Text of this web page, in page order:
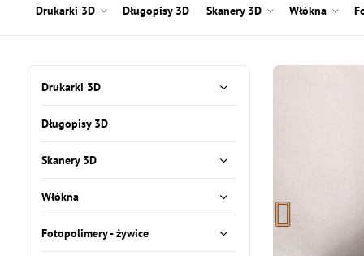
Drukarki 3D Długopisy 3D Skanery 3D Włókna
Drukarki 3D
Długopisy 3D
Skanery 3D
Włókna
Fotopolimery - żywice